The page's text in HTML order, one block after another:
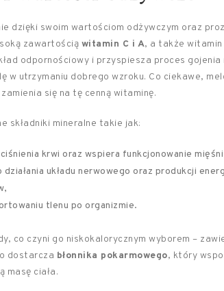
dzięki swoim wartościom odżywczym oraz
zawartością witamin C i A, a także witamin
odpornościowy i przyspiesza proces gojenia
w utrzymaniu dobrego wzroku. Co ciekawe,
się na tę cenną witaminę.
składniki mineralne takie jak:
krwi oraz wspiera funkcjonowanie
układu nerwowego oraz produkcji
tlenu po organizmie.
co czyni go niskokalorycznym wyborem –
dostarcza błonnika pokarmowego, który
masę ciała.